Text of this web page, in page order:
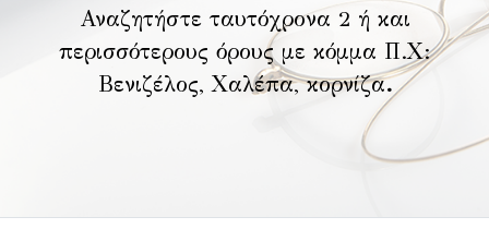
Αναζητήστε ταυτόχρονα 2 ή και
περισσότερους όρους με κόμμα Π.Χ:
Βενιζέλος, Χαλέπα, κορνίζα.